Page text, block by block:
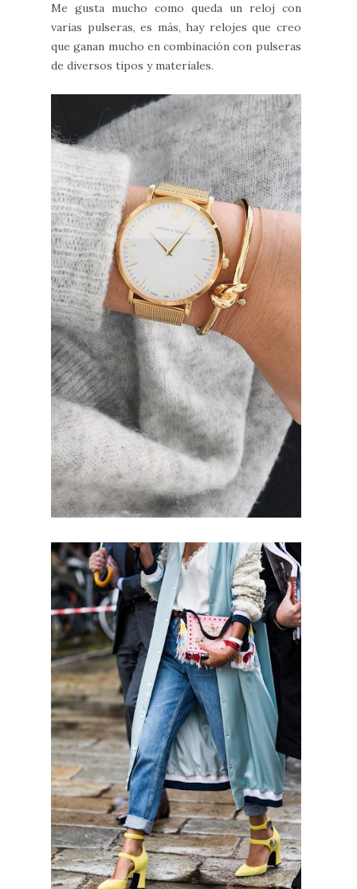
Me gusta mucho como queda un reloj con
varias pulseras, es más, hay relojes que creo
que ganan mucho en combinación con pulseras
de diversos tipos y materiales.